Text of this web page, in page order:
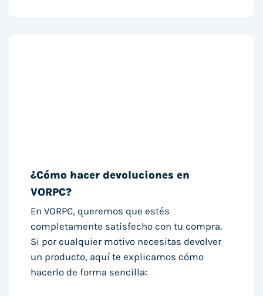
¿Cómo hacer devoluciones en
VORPC?
En VORPC, queremos que estés
completamente satisfecho con tu compra.
Si por cualquier motivo necesitas devolver
un producto, aquí te explicamos cómo
hacerlo de forma sencilla: